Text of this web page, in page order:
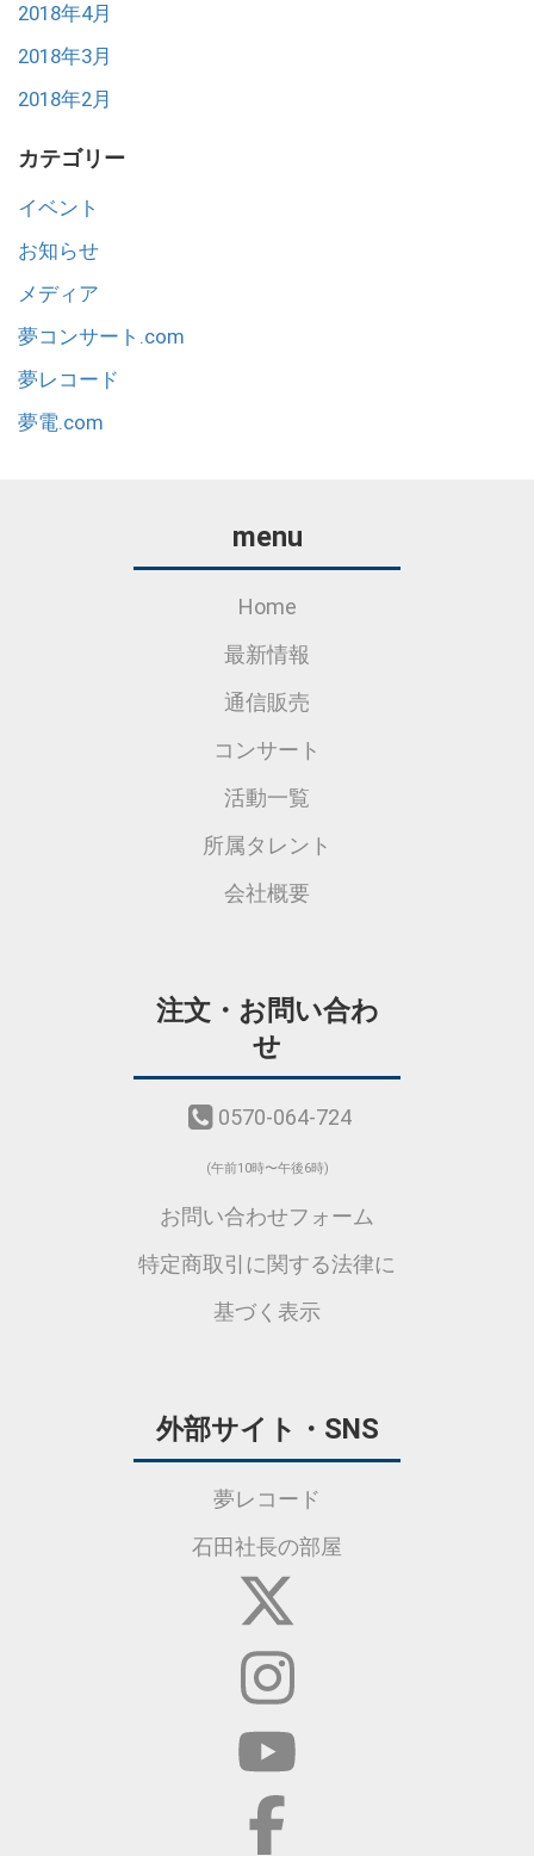
2018年4月
2018年3月
2018年2月
カテゴリー
イベント
お知らせ
メディア
夢コンサート.com
夢レコード
夢電.com
menu
Home
最新情報
通信販売
コンサート
活動一覧
所属タレント
会社概要
注文・お問い合わ
せ
0570-064-724
(午前10時〜午後6時)
お問い合わせフォーム
特定商取引に関する法律に
基づく表示
外部サイト・SNS
夢レコード
石田社長の部屋